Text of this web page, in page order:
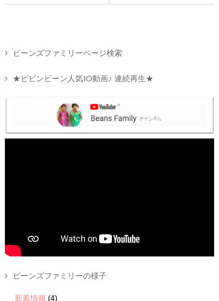
ビーンズファミリーページ検索
★ビビンビーン人気10動画♪ 連続再生★
ビーンズファミリーの様子
新着情報 (4)